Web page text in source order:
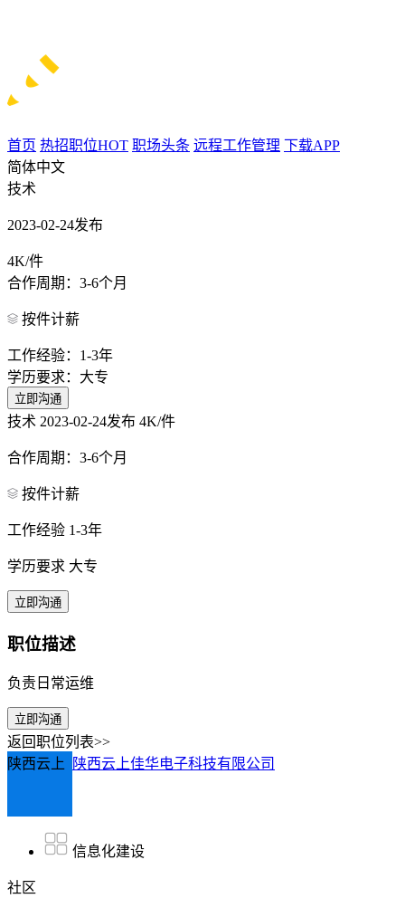
首页 热招职位HOT 职场头条 远程工作管理 下载APP
简体中文
技术
2023-02-24发布
4K/件
合作周期：3-6个月
按件计薪
工作经验：1-3年
学历要求：大专
立即沟通
技术 2023-02-24发布 4K/件
合作周期：3-6个月
按件计薪
工作经验 1-3年
学历要求 大专
立即沟通
职位描述
负责日常运维
立即沟通
返回职位列表>>
陕西云上
陕西云上佳华电子科技有限公司
信息化建设
社区